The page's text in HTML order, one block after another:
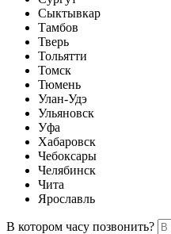
Сыктывкар
Тамбов
Тверь
Тольятти
Томск
Тюмень
Улан-Удэ
Ульяновск
Уфа
Хабаровск
Чебоксары
Челябинск
Чита
Ярославль
В котором часу позвонить?